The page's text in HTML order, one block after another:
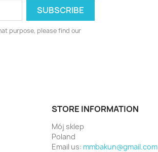
purpose, please find our
STORE INFORMATION
Mój sklep
Poland
Email us: mmbakun@gmail.com